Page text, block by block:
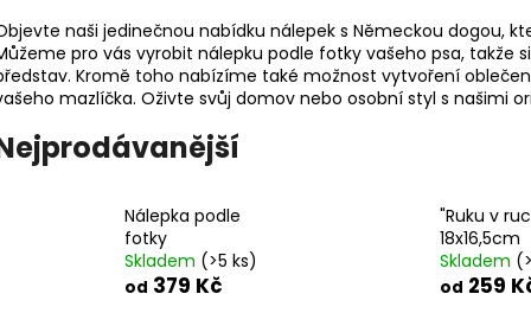
naši jedinečnou nabídku nálepek s Německou dogou,
pro vás vyrobit nálepku podle fotky vašeho psa, takže
Kromě toho nabízíme také možnost vytvoření
mazlíčka. Oživte svůj domov nebo osobní styl s našimi
Nálepka podle
fotky
Skladem (>5 ks)
od 379 Kč
"Ruku v
18x16,5cm
Skladem
od 259
Doporučujeme
"RUKU V RUCE" 18X16,5CM
SET TLAPEK